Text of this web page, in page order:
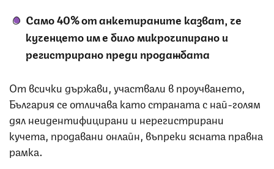
Само 40% от анкетираните казват, че
кученцето им е било микрочипирано и
регистрирано преди продажбата
От всички държави, участвали в проучването,
България се отличава като страната с най-голям
дял неидентифицирани и нерегистрирани
кучета, продавани онлайн, въпреки ясната правна
рамка.